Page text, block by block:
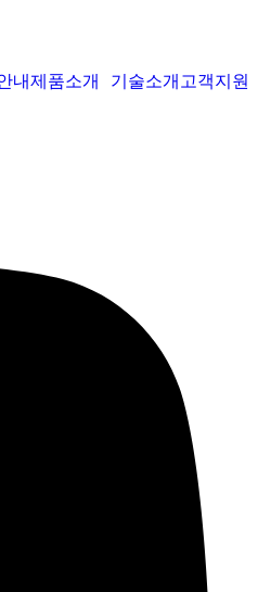
내제품소개 기술소개 고객지원